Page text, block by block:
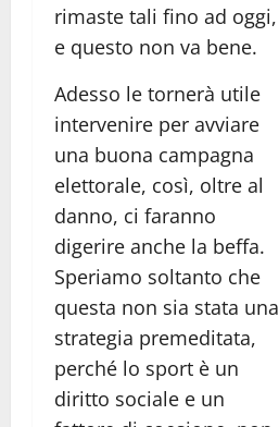
rimaste tali fino ad oggi,
e questo non va bene.
Adesso le tornerà utile
intervenire per avviare
una buona campagna
elettorale, così, oltre al
danno, ci faranno
digerire anche la beffa.
Speriamo soltanto che
questa non sia stata una
strategia premeditata,
perché lo sport è un
diritto sociale e un